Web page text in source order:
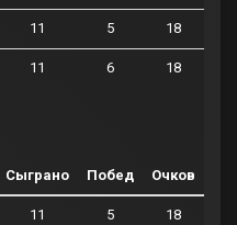
11 5 18
11 6 18
Сыграно Побед Очков
11 5 18